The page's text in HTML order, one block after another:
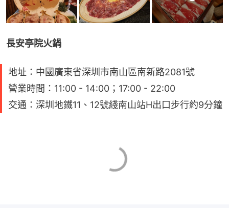
長安亭院火鍋
地址：中國廣東省深圳市南山區南新路2081號
營業時間：11:00 - 14:00；17:00 - 22:00
交通：深圳地鐵11、12號綫南山站H出口步行約9分鐘